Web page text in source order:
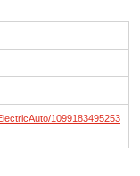
1099183495253